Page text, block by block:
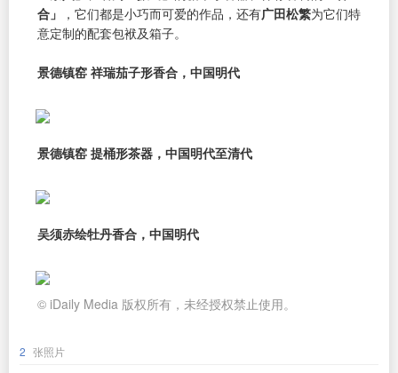
合」
，它们都是小巧而可爱的作品，还有广田松繁为它们特
意定制的配套包袱及箱子。
景德镇窑 祥瑞茄子形香合，中国明代
景德镇窑 提桶形茶器，中国明代至清代
吴须赤绘牡丹香合，中国明代
© iDaily Media 版权所有，未经授权禁止使用。
2 张照片